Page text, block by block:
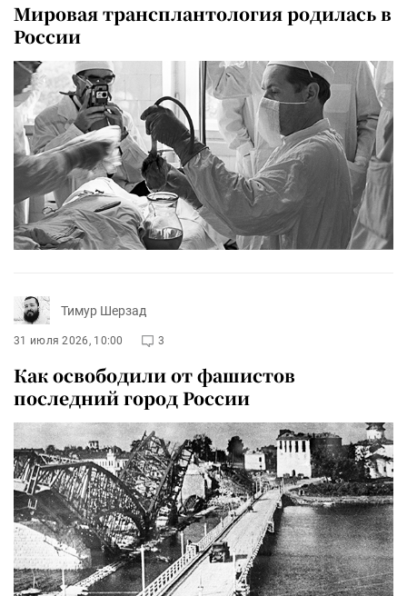
Мировая трансплантология родилась в
России
Тимур Шерзад
31 июля 2026, 10:00 3
Как освободили от фашистов
последний город России